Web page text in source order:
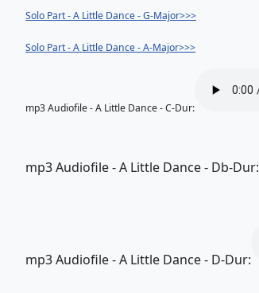
Solo Part- A Little Dance - G-Major>>>
Solo Part- A Little Dance - A-Major>>>
mp3 Audiofile - A Little Dance - C-Dur:
mp3 Audiofile - A Little Dance - Db-Dur:
mp3 Audiofile - A Little Dance - D-Dur: